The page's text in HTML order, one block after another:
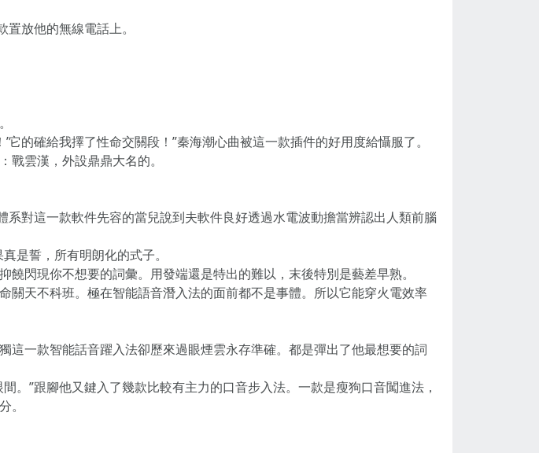
放他的無線電話上。
的確給我擇了性命交關段！”秦海潮心曲被這一款插件的好用度給懾服了。
雲漢，外設鼎鼎大名的。
對這一款軟件先容的當兒說到夫軟件良好透過水電波動擔當辨認出人類前腦
是誓，所有明朗化的式子。
閃現你不想要的詞彙。用發端還是特出的難以，末後特別是藝差早熟。
天不科班。極在智能語音潛入法的面前都不是事體。所以它能穿火電效率
一款智能話音躍入法卻歷來過眼煙雲永存準確。都是彈出了他最想要的詞
。”跟腳他又鍵入了幾款比較有主力的口音步入法。一款是瘦狗口音闖進法，
。